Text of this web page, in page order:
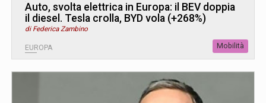
Auto, svolta elettrica in Europa: il BEV doppia
il diesel. Tesla crolla, BYD vola (+268%)
di Federica Zambino
EUROPA Mobilità